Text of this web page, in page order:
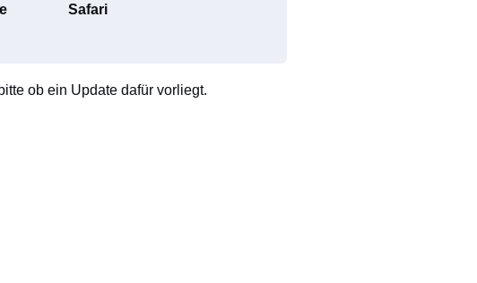
Safari
ob ein Update dafür vorliegt.